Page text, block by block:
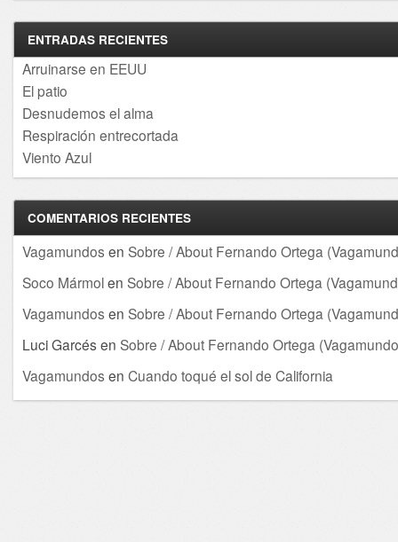
ENTRADAS RECIENTES
Arruinarse en EEUU
El patio
Desnudemos el alma
Respiración entrecortada
Viento Azul
COMENTARIOS RECIENTES
Vagamundos en Sobre / About Fernando Ortega
Soco Mármolen Sobre / About Fernando Ortega
Vagamundos en Sobre / About Fernando Ortega
Luci Garcés en Sobre / About Fernando Ortega
Vagamundos en Cuando toqué el sol de California